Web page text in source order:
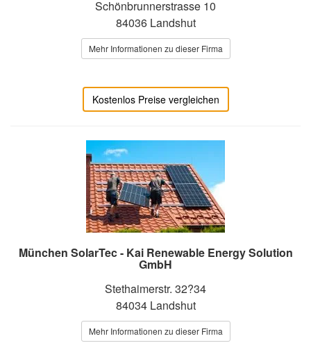
Schönbrunnerstrasse 10
84036 Landshut
Mehr Informationen zu dieser Firma
Kostenlos Preise vergleichen
München SolarTec - Kai Renewable Energy Solution
GmbH
Stethaimerstr. 32?34
84034 Landshut
Mehr Informationen zu dieser Firma